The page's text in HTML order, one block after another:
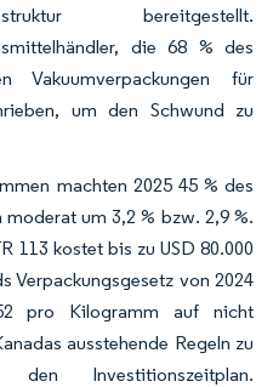
bereitgestellt.
die 68 % des
Vakuumverpackungen für
um den Schwund zu
machten 2025 45 % des
um 3,2 % bzw. 2,9 %.
113 kostet bis zu USD 80.000
Verpackungsgesetz von 2024
pro Kilogramm auf nicht
ausstehende Regeln zu
den Investitionszeitplan.